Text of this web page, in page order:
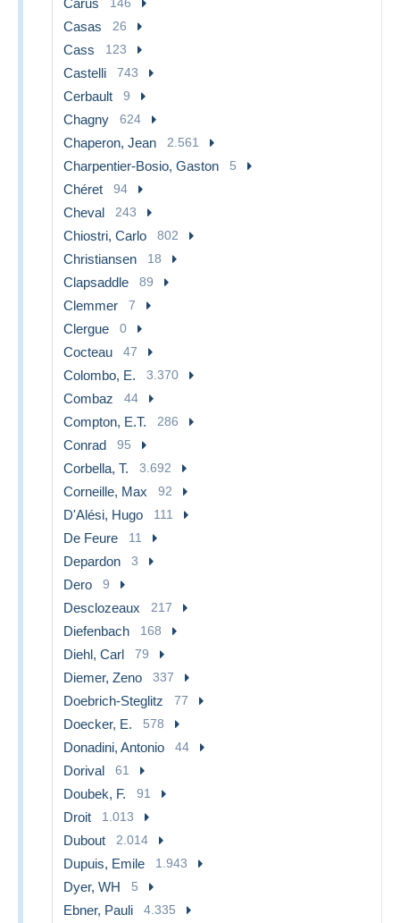
Casas 26
Cass 123
Castelli 743
Cerbault 9
Chagny 624
Chaperon, Jean 2.561
Charpentier-Bosio, Gaston 5
Chéret 94
Cheval 243
Chiostri, Carlo 802
Christiansen 18
Clapsaddle 89
Clemmer 7
Clergue 0
Cocteau 47
Colombo, E. 3.370
Combaz 44
Compton, E.T. 286
Conrad 95
Corbella, T. 3.692
Corneille, Max 92
D'Alési, Hugo 111
De Feure 11
Depardon 3
Dero 9
Desclozeaux 217
Diefenbach 168
Diehl, Carl 79
Diemer, Zeno 337
Doebrich-Steglitz 77
Doecker, E. 578
Donadini, Antonio 44
Dorival 61
Doubek, F. 91
Droit 1.013
Dubout 2.014
Dupuis, Emile 1.943
Dyer, WH 5
Ebner, Pauli 4.335